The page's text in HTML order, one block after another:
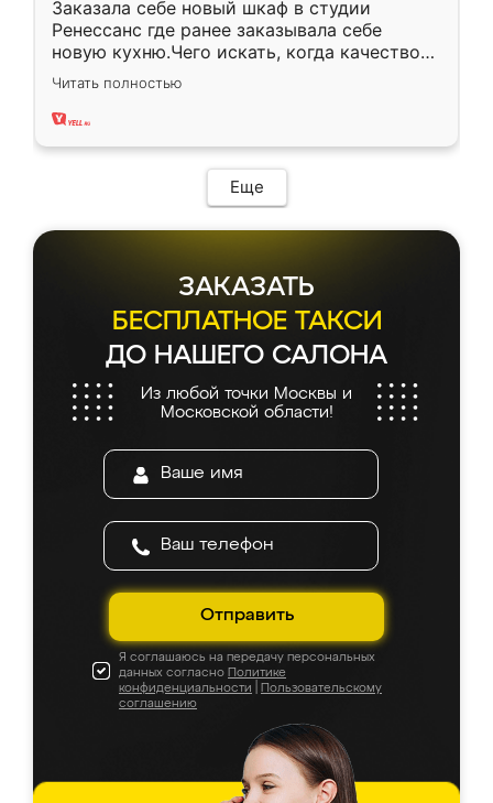
Заказала себе новый шкаф в студии
Ренессанс где ранее заказывала себе
новую кухню.Чего искать, когда качеством
вполне довольна. Служит кухня уже почти
два года, нареканий нет.
Читать полностью
Еще
ЗАКАЗАТЬ
БЕСПЛАТНОЕ ТАКСИ
ДО НАШЕГО САЛОНА
Из любой точки Москвы и
Московской области!
Отправить
Я соглашаюсь на передачу персональных
данных согласно Политике
конфиденциальности
Пользовательскому
соглашению